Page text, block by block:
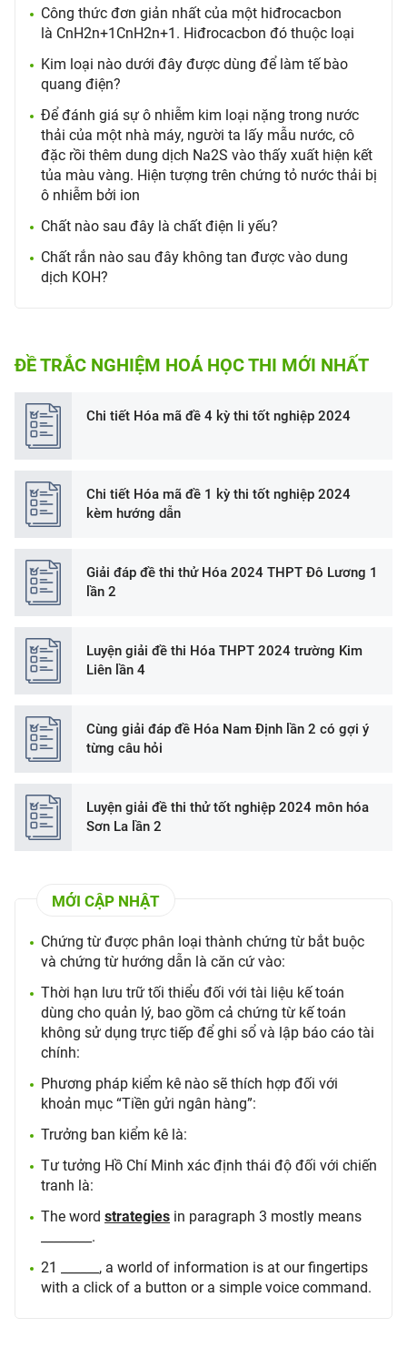
Công thức đơn giản nhất của một hiđrocacbon
là CnH2n+1CnH2n+1. Hiđrocacbon đó thuộc loại
Kim loại nào dưới đây được dùng để làm tế bào
quang điện?
Để đánh giá sự ô nhiễm kim loại nặng trong nước
thải của một nhà máy, người ta lấy mẫu nước, cô
đặc rồi thêm dung dịch Na2S vào thấy xuất hiện kết
tủa màu vàng. Hiện tượng trên chứng tỏ nước thải bị
ô nhiễm bởi ion
Chất nào sau đây là chất điện li yếu?
Chất rắn nào sau đây không tan được vào dung
dịch KOH?
ĐỀ TRẮC NGHIỆM HOÁ HỌC THI MỚI NHẤT
Chi tiết Hóa mã đề 4 kỳ thi tốt nghiệp 2024
Chi tiết Hóa mã đề 1 kỳ thi tốt nghiệp 2024
kèm hướng dẫn
Giải đáp đề thi thử Hóa 2024 THPT Đô Lương 1
lần 2
Luyện giải đề thi Hóa THPT 2024 trường Kim
Liên lần 4
Cùng giải đáp đề Hóa Nam Định lần 2 có gợi ý
từng câu hỏi
Luyện giải đề thi thử tốt nghiệp 2024 môn hóa
Sơn La lần 2
MỚI CẬP NHẬT
Chứng từ được phân loại thành chứng từ bắt buộc
và chứng từ hướng dẫn là căn cứ vào:
Thời hạn lưu trữ tối thiểu đối với tài liệu kế toán
dùng cho quản lý, bao gồm cả chứng từ kế toán
không sử dụng trực tiếp để ghi sổ và lập báo cáo tài
chính:
Phương pháp kiểm kê nào sẽ thích hợp đối với
khoản mục “Tiền gửi ngân hàng”:
Trưởng ban kiểm kê là:
Tư tưởng Hồ Chí Minh xác định thái độ đối với chiến
tranh là:
The word strategies in paragraph 3 mostly means
________.
21 ______, a world of information is at our fingertips
with a click of a button or a simple voice command.